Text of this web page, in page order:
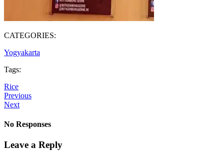
CATEGORIES:
Yogyakarta
Tags:
Rice
Previous
Next
No Responses
Leave a Reply